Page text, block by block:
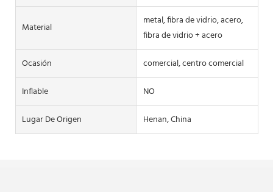
Material
metal, fibra de vidrio, acero,
fibra de vidrio + acero
Ocasión
comercial, centro comercial
Inflable
NO
Lugar De Origen
Henan, China